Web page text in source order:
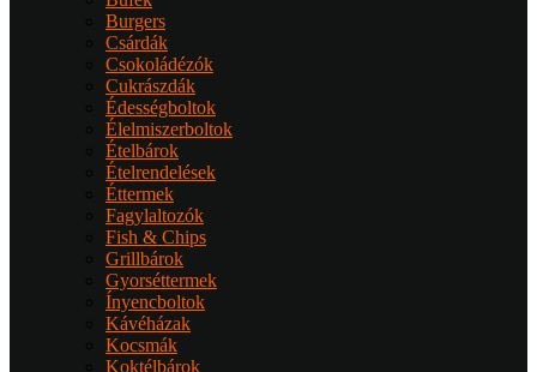
Burgers
Csárdák
Csokoládézók
Cukrászdák
Édességboltok
Élelmiszerboltok
Ételbárok
Ételrendelések
Éttermek
Fagylaltozók
Fish & Chips
Grillbárok
Gyorséttermek
Ínyencboltok
Kávéházak
Kocsmák
Koktélbárok